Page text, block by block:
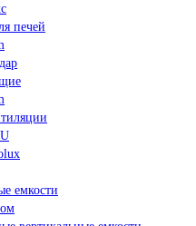
печей
емкости